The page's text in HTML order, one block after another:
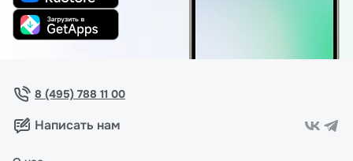
8 (495) 788 11 00
Написать нам